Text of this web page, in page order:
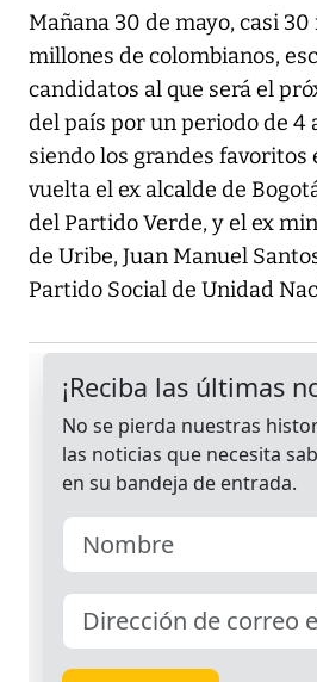
Mañana 30 de mayo, casi
millones de colombianos,
candidatos al que será el
del país por un periodo de 4
siendo los grandes favoritos
vuelta el ex alcalde de
del Partido Verde, y el ex
de Uribe, Juan Manuel
Partido Social de Unidad